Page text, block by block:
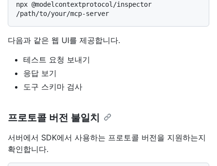
npx @modelcontextprotocol/inspector
다음과 같은 웹 UI를 제공합니다.
테스트 요청 보내기
응답 보기
도구 스키마 검사
프로토콜 버전 불일치
서버에서 SDK에서 사용하는 프로토콜 버전을 지원하는지
확인합니다.